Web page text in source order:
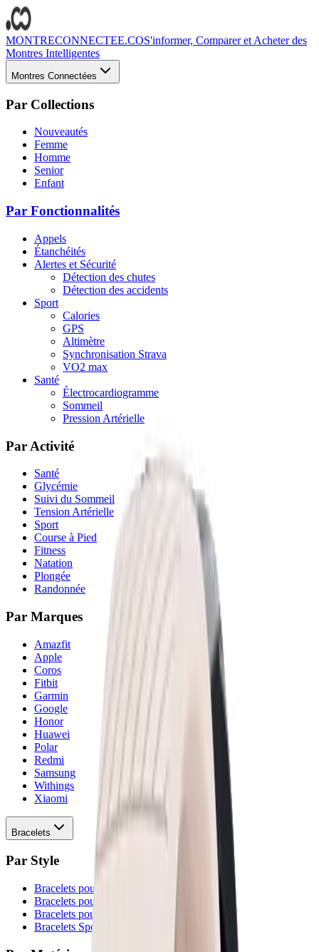
MONTRECONNECTEE.COS'informer, Comparer et Acheter des
Montres Intelligentes
Montres Connectées
Par Collections
Nouveautés
Femme
Homme
Senior
Enfant
Par Fonctionnalités
Appels
Étanchéités
Alertes et Sécurité
Détection des chutes
Détection des accidents
Sport
Calories
GPS
Altimètre
Synchronisation Strava
VO2 max
Santé
Électrocardiogramme
Sommeil
Pression Artérielle
Par Activité
Santé
Glycémie
Suivi du Sommeil
Tension Artérielle
Sport
Course à Pied
Fitness
Natation
Plongée
Randonnée
Par Marques
Amazfit
Apple
Coros
Fitbit
Garmin
Google
Honor
Huawei
Polar
Redmi
Samsung
Withings
Xiaomi
Bracelets
Par Style
Bracelets pour enfants
Bracelets pour femmes
Bracelets pour hommes
Bracelets Sport